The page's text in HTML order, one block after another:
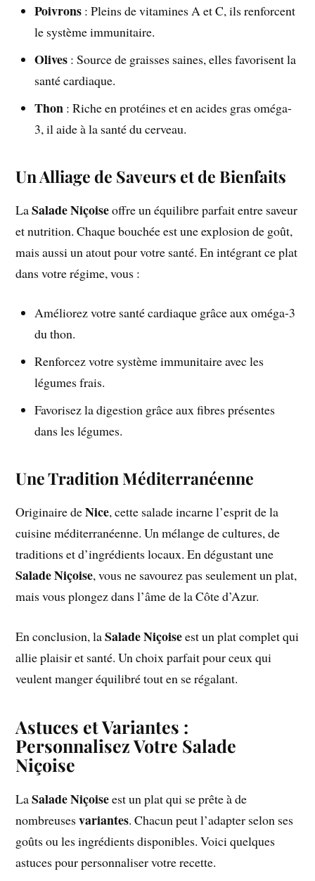
Poivrons : Pleins de vitamines A et C, ils renforcent
le système immunitaire.
Olives : Source de graisses saines, elles favorisent la
santé cardiaque.
Thon : Riche en protéines et en acides gras oméga-
3, il aide à la santé du cerveau.
Un Alliage de Saveurs et de Bienfaits
LaSalade Niçoiseoffre un équilibre parfait entre saveur
et nutrition. Chaque bouchée est une explosion de goût,
mais aussi un atout pour votre santé. En intégrant ce plat
dans votre régime, vous :
Améliorez votre santé cardiaque grâce aux oméga-3
du thon.
Renforcez votre système immunitaire avec les
légumes frais.
Favorisez la digestion grâce aux fibres présentes
dans les légumes.
Une Tradition Méditerranéenne
Originaire deNice, cette salade incarne l’esprit de la
cuisine méditerranéenne. Un mélange de cultures, de
traditions et d’ingrédients locaux. En dégustant une
Salade Niçoise, vous ne savourez pas seulement un plat,
mais vous plongez dans l’âme de la Côte d’Azur.
En conclusion, laSalade Niçoiseest un plat complet qui
allie plaisir et santé. Un choix parfait pour ceux qui
veulent manger équilibré tout en se régalant.
Astuces et Variantes :
Personnalisez Votre Salade
Niçoise
LaSalade Niçoiseest un plat qui se prête à de
nombreusesvariantes. Chacun peut l’adapter selon ses
goûts ou les ingrédients disponibles. Voici quelques
astuces pour personnaliser votre recette.